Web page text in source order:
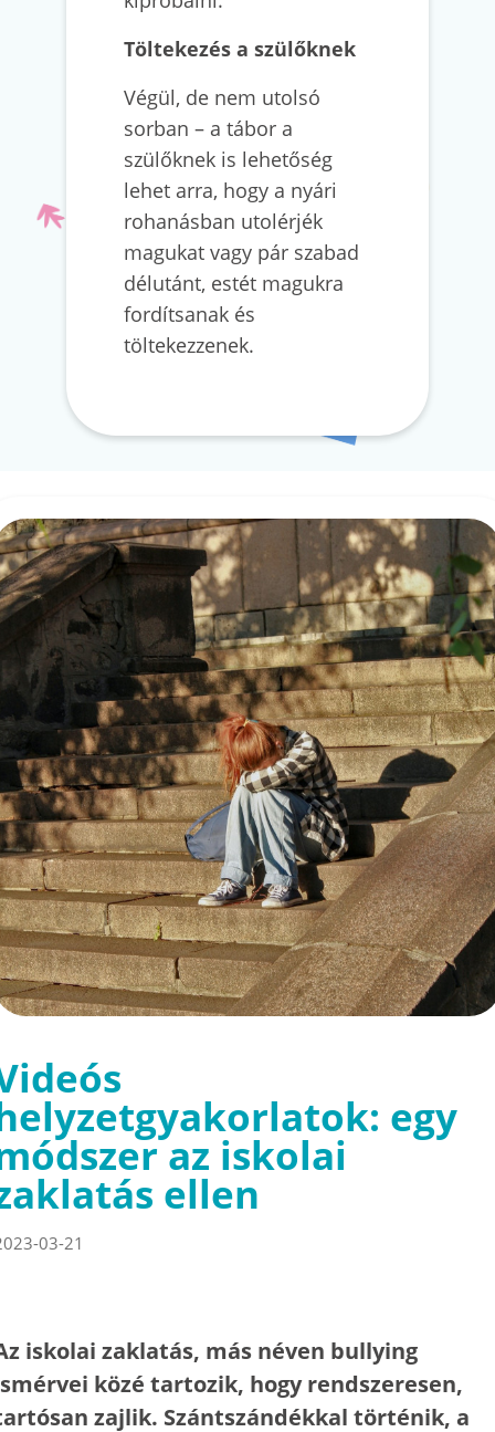
Töltekezés a szülőknek
Végül, de nem utolsó
sorban – a tábor a
szülőknek is lehetőség
lehet arra, hogy a nyári
rohanásban utolérjék
magukat vagy pár szabad
délutánt, estét magukra
fordítsanak és
töltekezzenek.
egy
az iskolai
ellen
03-21
iskolai zaklatás, más néven bullying
közé tartozik, hogy rendszeresen,
zajlik. Szántszándékkal történik, a